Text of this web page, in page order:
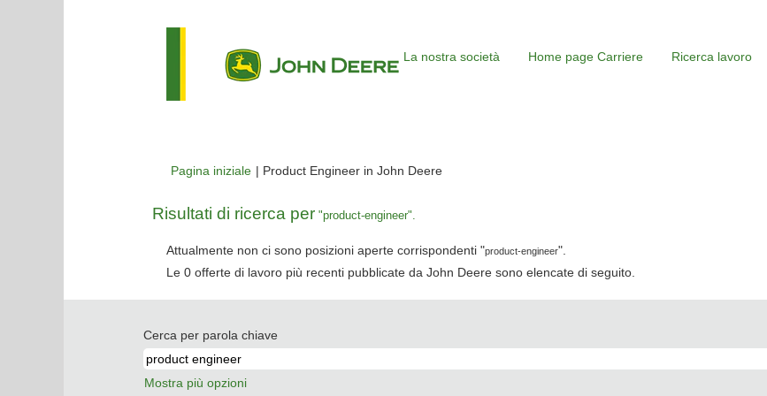
La nostra società Home page Carriere Ricerca lavoro
Pagina iniziale | Product Engineer in John Deere(pagina
Risultati di ricerca per "product-engineer".
Attualmente non ci sono posizioni aperte corrispondenti "product-engineer".
Le 0 offerte di lavoro più recenti pubblicate da John Deere sono elencate di seguito.
Cerca per parola chiave
Mostra più opzioni